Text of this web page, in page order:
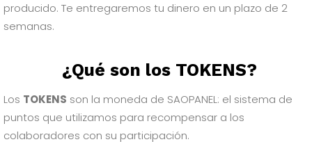
producido. Te entregaremos tu dinero en un plazo de 2
semanas.
¿Qué son los TOKENS?
Los TOKENS son la moneda de SAOPANEL: el sistema de
puntos que utilizamos para recompensar a los
colaboradores con su participación.